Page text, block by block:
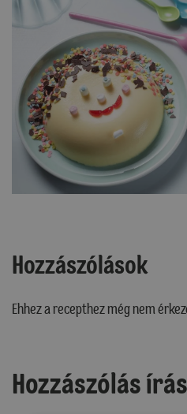
Hozzászólások
Ehhez a recepthez még nem
Hozzászólás